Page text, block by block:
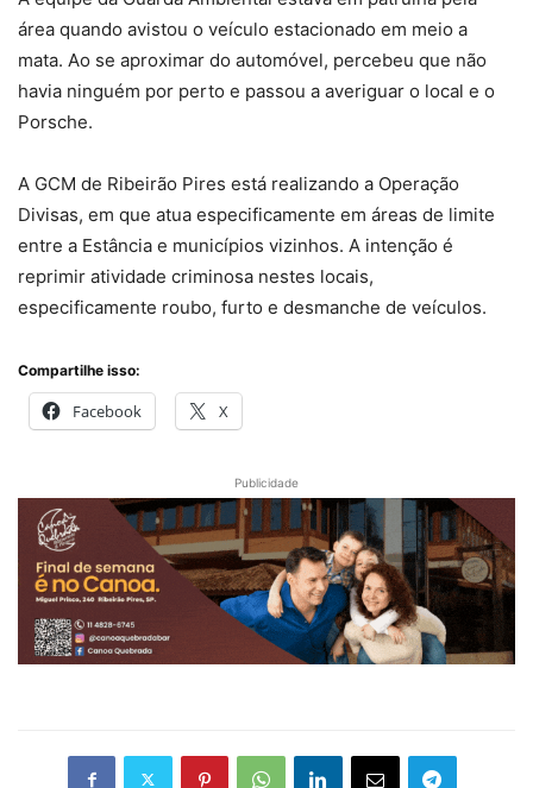
área quando avistou o veículo estacionado em meio a
mata. Ao se aproximar do automóvel, percebeu que não
havia ninguém por perto e passou a averiguar o local e o
Porsche.
A GCM de Ribeirão Pires está realizando a Operação
Divisas, em que atua especificamente em áreas de limite
entre a Estância e municípios vizinhos. A intenção é
reprimir atividade criminosa nestes locais,
especificamente roubo, furto e desmanche de veículos.
Compartilhe isso:
Facebook X
Publicidade